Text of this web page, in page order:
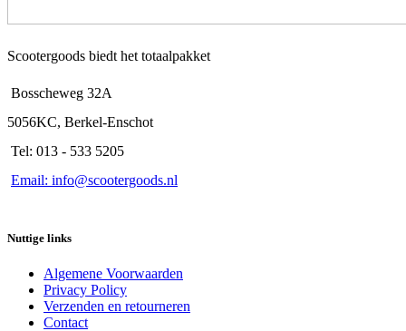
Scootergoods biedt het totaalpakket
Bosscheweg 32A
5056KC, Berkel-Enschot
Tel: 013 - 533 5205
Email: info@scootergoods.nl
Nuttige links
Algemene Voorwaarden
Privacy Policy
Verzenden en retourneren
Contact